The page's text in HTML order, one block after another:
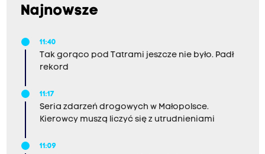
Najnowsze
11:40
Tak gorąco pod Tatrami jeszcze nie było. Padł
rekord
11:17
Seria zdarzeń drogowych w Małopolsce.
Kierowcy muszą liczyć się z utrudnieniami
11:09